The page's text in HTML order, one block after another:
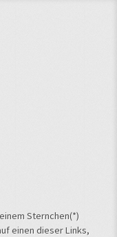
Sternchen(*)
einen dieser Links,